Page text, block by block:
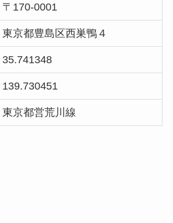
〒170-0001
東京都豊島区西巣鴨４
35.741348
139.730451
東京都営荒川線